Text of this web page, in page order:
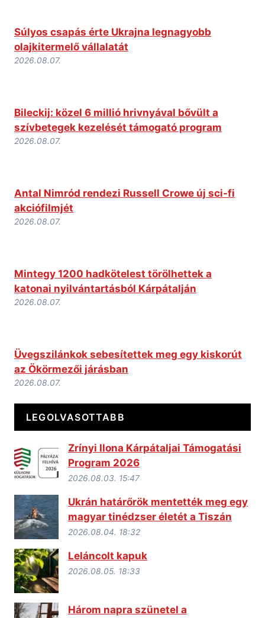
Súlyos csapás érte Ukrajna legnagyobb
olajkitermelő vállalatát
2026.08.07.
Bileckij: közel 6 millió hrivnyával bővült a
szívbetegek kezelését támogató program
2026.08.07.
Antal Nimród rendezi Russell Crowe új sci-fi
akciófilmjét
2026.08.07.
Mintegy 1200 hadkötelest törölhettek a
katonai nyilvántartásból Kárpátalján
2026.08.07.
Üvegszilánkok sebesítettek meg egy kiskorút
az Ökörmezői járásban
2026.08.07.
LEGOLVASOTTABB
Zrínyi Ilona Kárpátaljai Támogatási
Program 2026
2026.08.03. 15:47
Ukrán határőrök mentették meg egy
magyar tinédzser életét a Tiszán
2026.08.04. 18:32
Leláncolt kapuk
2026.08.05. 18:33
Három napra szünetel a